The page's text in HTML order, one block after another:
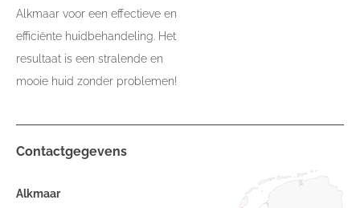
Alkmaar voor een effectieve en
efficiënte huidbehandeling. Het
resultaat is een stralende en
mooie huid zonder problemen!
Contactgegevens
Alkmaar